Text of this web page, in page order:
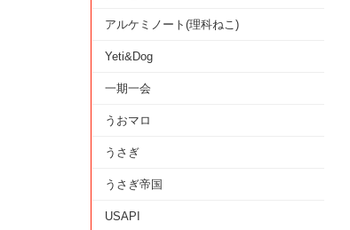
アルケミノート(理科ねこ)
Yeti&Dog
一期一会
うおマロ
うさぎ
うさぎ帝国
USAPI